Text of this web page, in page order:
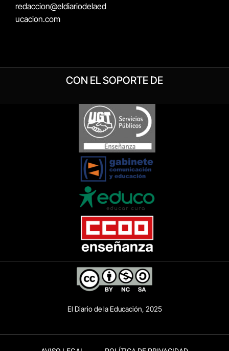
redaccion@eldiariodelaed
ucacion.com
CON EL SOPORTE DE
El Diario de la Educación, 2025